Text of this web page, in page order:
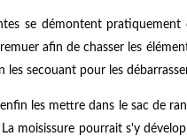
se démontent
afin de chasser les
les secouant pour les
les mettre dans le sac de
La moisissure pourrait s'y